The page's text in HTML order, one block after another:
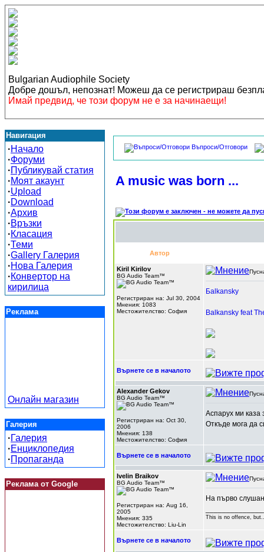
Bulgarian Audiophile Society
Добре дошъл, непознат! Можеш да се регистрираш
Имай предвид, че този форум не е за начинаещи!
Навигация
·Начало
·Форуми
·Публикувай статия
·Моят акаунт
·Upload
·Download
·Архив
·Връзки
·Класация
·Теми
·Gallery Галерия
·Нова Галерия
·Конвертор на
кирилица
Реклама
Онлайн магазин
Галерия
·Галерия
·Енциклопедия
·Пропаганда
Реклама от Google
Въпроси/Отговори
A music was born ...
Автор
Kiril Kirilov
BG Audio Team™
Регистриран на: Jul 30, 2004
Мнения: 1083
Местожителство: София
Бalkansky
Balkansky feat
Върнете се в началото
Alexander Gekov
BG Audio Team™
Регистриран на: Oct 30,
2006
Мнения: 138
Местожителство: София
Аспарух ми каза
Откъде мога да
Върнете се в началото
Ivelin Braikov
BG Audio Team™
Регистриран на: Aug 16,
2005
Мнения: 335
Местожителство: Liu-Lin
На първо
This is no offence,
Върнете се в началото